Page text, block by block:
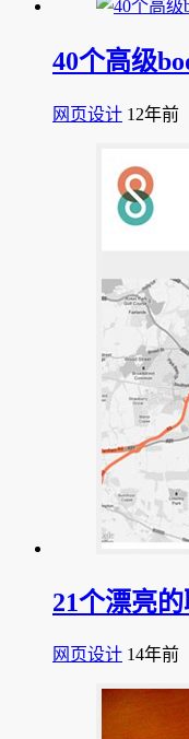
40个高级
网页设计 12年前
21个漂亮
网页设计 14年前